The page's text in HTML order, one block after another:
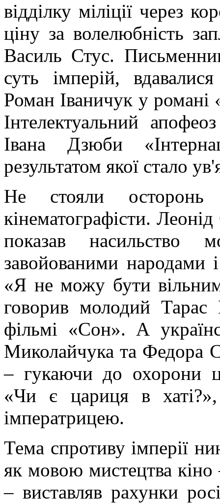
відділку міліції через
ціну за волелюбність
Василь Стус.
суть імперій,
Роман Іваничук у романі
Інтелектуальний
Івана Дзюби
результатом якої стало
Не стояли осторонь
кінематографісти.
показав насильство
завойованими народами
«Я не можу бути
говорив молодий
фільмі «Сон». А
Миколайчука та Федора
– гукаючи до охорони
«Чи є цариця в хаті?»,
імператрицею.
Тема спротиву імперії
як мовою мистецтва
– виставляв рахунки